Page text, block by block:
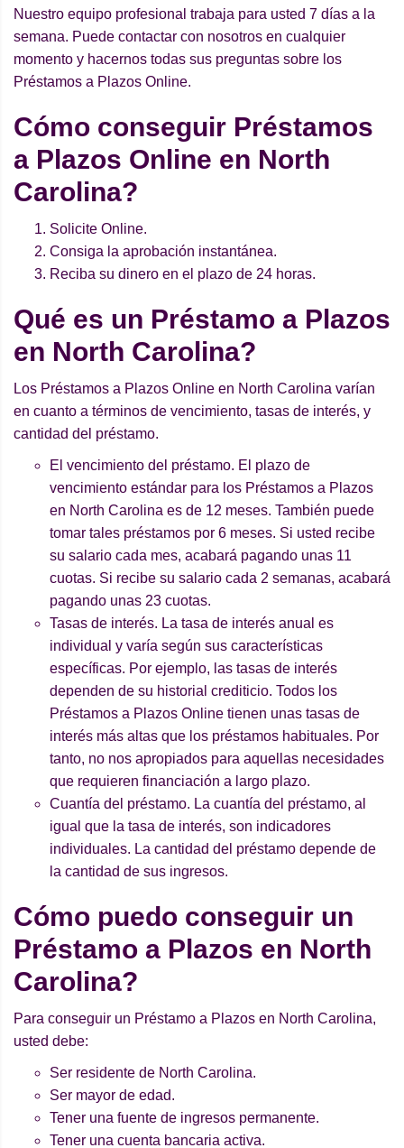
Nuestro equipo profesional trabaja para usted 7 días a la
semana. Puede contactar con nosotros en cualquier
momento y hacernos todas sus preguntas sobre los
Préstamos a Plazos Online.
Cómo conseguir Préstamos
a Plazos Online en North
Carolina?
Solicite Online.
Consiga la aprobación instantánea.
Reciba su dinero en el plazo de 24 horas.
Qué es un Préstamo a Plazos
en North Carolina?
Los Préstamos a Plazos Online en North Carolina varían
en cuanto a términos de vencimiento, tasas de interés, y
cantidad del préstamo.
El vencimiento del préstamo. El plazo de
vencimiento estándar para los Préstamos a Plazos
en North Carolina es de 12 meses. También puede
tomar tales préstamos por 6 meses. Si usted recibe
su salario cada mes, acabará pagando unas 11
cuotas. Si recibe su salario cada 2 semanas, acabará
pagando unas 23 cuotas.
Tasas de interés. La tasa de interés anual es
individual y varía según sus características
específicas. Por ejemplo, las tasas de interés
dependen de su historial crediticio. Todos los
Préstamos a Plazos Online tienen unas tasas de
interés más altas que los préstamos habituales. Por
tanto, no nos apropiados para aquellas necesidades
que requieren financiación a largo plazo.
Cuantía del préstamo. La cuantía del préstamo, al
igual que la tasa de interés, son indicadores
individuales. La cantidad del préstamo depende de
la cantidad de sus ingresos.
Cómo puedo conseguir un
Préstamo a Plazos en North
Carolina?
Para conseguir un Préstamo a Plazos en North Carolina,
usted debe:
Ser residente de North Carolina.
Ser mayor de edad.
Tener una fuente de ingresos permanente.
Tener una cuenta bancaria activa.